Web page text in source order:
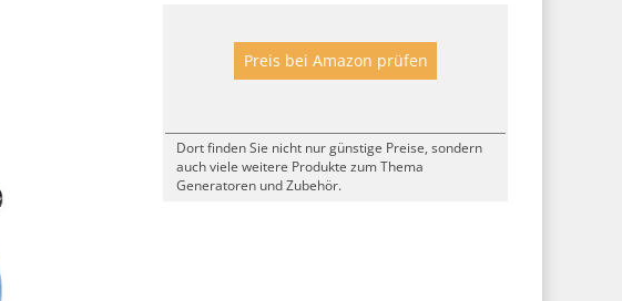
Preis bei Amazon prüfen
Dort finden Sie nicht nur günstige Preise, sondern
auch viele weitere Produkte zum Thema
Generatoren und Zubehör.